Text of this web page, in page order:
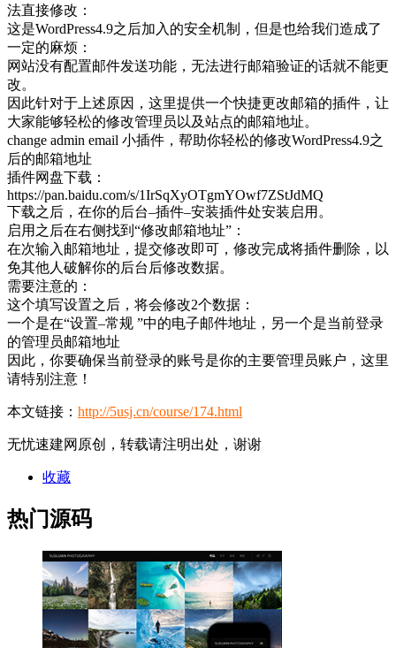
法直接修改：
这是WordPress4.9之后加入的安全机制，但是也给我们造成了
一定的麻烦：
网站没有配置邮件发送功能，无法进行邮箱验证的话就不能更
改。
因此针对于上述原因，这里提供一个快捷更改邮箱的插件，让
大家能够轻松的修改管理员以及站点的邮箱地址。
change admin email 小插件，帮助你轻松的修改WordPress4.9之
后的邮箱地址
插件网盘下载：
https://pan.baidu.com/s/1IrSqXyOTgmYOwf7ZStJdMQ
下载之后，在你的后台–插件–安装插件处安装启用。
启用之后在右侧找到“修改邮箱地址”：
在次输入邮箱地址，提交修改即可，修改完成将插件删除，以
免其他人破解你的后台后修改数据。
需要注意的：
这个填写设置之后，将会修改2个数据：
一个是在“设置–常规 ”中的电子邮件地址，另一个是当前登录
的管理员邮箱地址
因此，你要确保当前登录的账号是你的主要管理员账户，这里
请特别注意！
本文链接： http://5usj.cn/course/174.html
无忧速建网原创，转载请注明出处，谢谢
收藏
热门源码